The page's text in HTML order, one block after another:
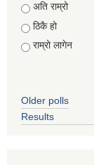
Choices
अति राम्रो
ठिकै हो
राम्रो लागेन
Older polls
Results